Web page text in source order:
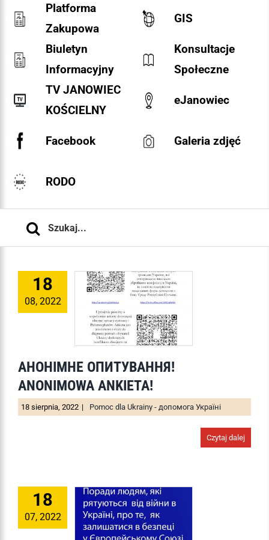
Platforma
Zakupowa
GIS
Biuletyn
Informacyjny
Konsultacje
Społeczne
TV JANOWIEC
KOŚCIELNY
eJanowiec
Facebook Galeria zdjęć
RODO
18
08, 2022
АНОНІМНЕ ОПИТУВАННЯ!
ANONIMOWA ANKIETA!
18 sierpnia, 2022 | Pomoc dla Ukrainy - допомога Україні
Czytaj dalej
18
07, 2022